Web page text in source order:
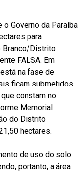
o Governo da Paraíba
para
Branco/Distrito
FALSA. Em
na fase de
ficam submetidos
constam no
Memorial
do Distrito
hectares.
de uso do solo
portanto, a área